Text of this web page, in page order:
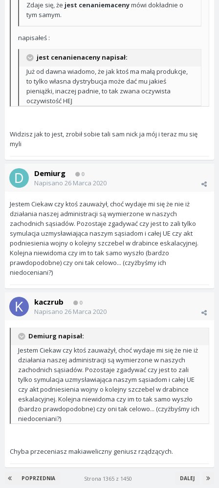
Zdaje się, że jest cenaniemacenymówi dokładnie o
tym samym.
napisałeś :
jest cenanienaceny napisał:
Już od dawna wiadomo, że jak ktoś ma małą produkcje,
to tylko własna dystrybucja może dać mu jakieś
pieniążki, inaczej padnie, to tak zwana oczywista
oczywistość HEJ
Widzisz jak to jest, zrobił sobie tali sam nick ja mój i teraz mu się
myli
Demiurg 0
Napisano 26 Marca 2020
Jestem Ciekaw czy ktoś zauważył, choć wydaje mi się że nie iż
działania naszej administracji są wymierzone w naszych
zachodnich sąsiadów. Pozostaje zgadywać czy jest to zali tylko
symulacja uzmysławiająca naszym sąsiadom i całej UE czy akt
podniesienia wojny o kolejny szczebel w drabince eskalacyjnej.
Kolejna niewidoma czy im to tak samo wyszło (bardzo
prawdopodobne) czy oni tak celowo... (czyżbyśmy ich
niedoceniani?)
kaczrub 0
Napisano 26 Marca 2020
Demiurg napisał:
Jestem Ciekaw czy ktoś zauważył, choć wydaje mi się że nie iż
działania naszej administracji są wymierzone w naszych
zachodnich sąsiadów. Pozostaje zgadywać czy jest to zali
tylko symulacja uzmysławiająca naszym sąsiadom i całej UE
czy akt podniesienia wojny o kolejny szczebel w drabince
eskalacyjnej. Kolejna niewidoma czy im to tak samo wyszło
(bardzo prawdopodobne) czy oni tak celowo... (czyżbyśmy ich
niedoceniani?)
Chyba przeceniasz makiaweliczny geniusz rządzących.
POPRZEDNIA DALEJ
Strona 1365 z 1450